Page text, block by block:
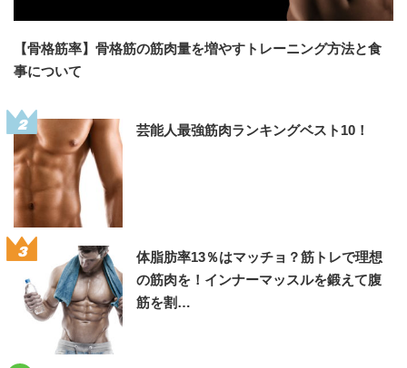
【骨格筋率】骨格筋の筋肉量を増やすトレーニング方法と食
事について
2 芸能人最強筋肉ランキングベスト10！
3
体脂肪率13％はマッチョ？筋トレで理想
の筋肉を！インナーマッスルを鍛えて腹
筋を割…